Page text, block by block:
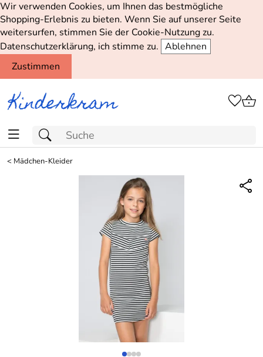
Wir verwenden Cookies, um Ihnen das bestmögliche
Shopping-Erlebnis zu bieten. Wenn Sie auf unserer Seite
weitersurfen, stimmen Sie der Cookie-Nutzung zu.
Datenschutzerklärung, ich stimme zu. Ablehnen
Zustimmen
< Mädchen-Kleider